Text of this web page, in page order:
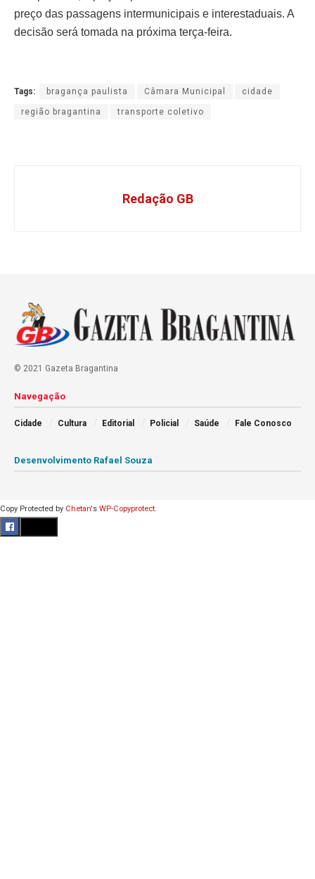
preço das passagens intermunicipais e interestaduais. A
decisão será tomada na próxima terça-feira.
Tags: bragança paulista Câmara Municipal cidade
região bragantina transporte coletivo
Redação GB
© 2021 Gazeta Bragantina
Navegação
Cidade Cultura Editorial Policial Saúde Fale Conosco
Desenvolvimento Rafael Souza
Copy Protected by Chetan's WP-Copyprotect.